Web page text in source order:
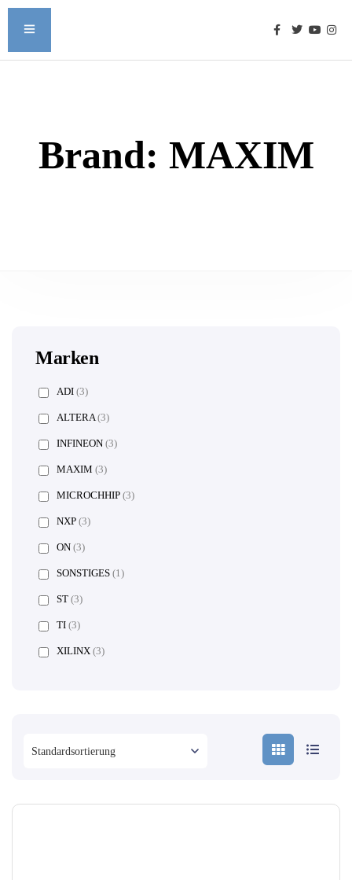
Brand: MAXIM
Marken
ADI (3)
ALTERA(3)
INFINEON (3)
MAXIM (3)
MICROCHHIP (3)
NXP (3)
ON (3)
SONSTIGES (1)
ST (3)
TI (3)
XILINX (3)